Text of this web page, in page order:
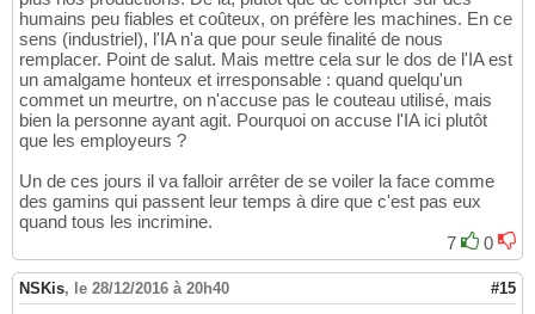
humains peu fiables et coûteux, on préfère les machines. En ce
sens (industriel), l'IA n'a que pour seule finalité de nous
remplacer. Point de salut. Mais mettre cela sur le dos de l'IA est
un amalgame honteux et irresponsable : quand quelqu'un
commet un meurtre, on n'accuse pas le couteau utilisé, mais
bien la personne ayant agit. Pourquoi on accuse l'IA ici plutôt
que les employeurs ?
Un de ces jours il va falloir arrêter de se voiler la face comme
des gamins qui passent leur temps à dire que c'est pas eux
quand tous les incrimine.
7
0
NSKis, le 28/12/2016 à 20h40 #15